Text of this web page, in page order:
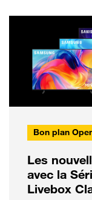
Bon plan
Les
avec la
Livebox